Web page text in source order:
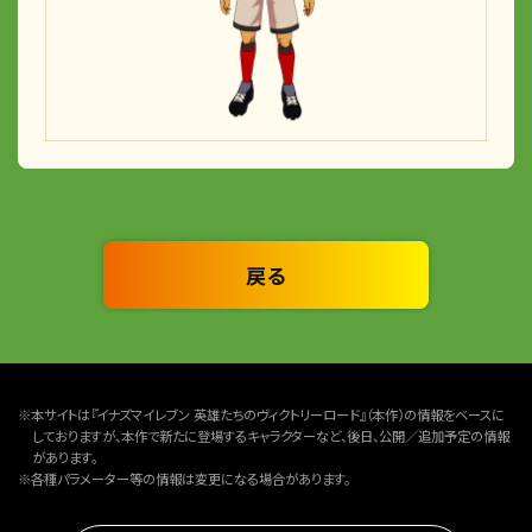
戻る
※本サイトは『イナズマイレブン 英雄たちのヴィクトリーロード』（本作）の情報をベースに
しておりますが、本作で新たに登場するキャラクターなど、後日、公開／追加予定の情報
があります。
※各種パラメーター等の情報は変更になる場合があります。